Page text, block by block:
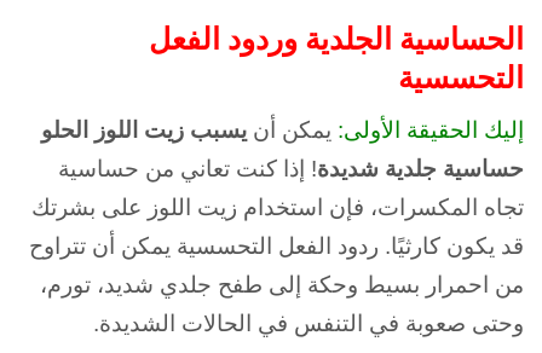
الحساسية الجلدية وردود الفعل
التحسسية
إليك الحقيقة الأولى: يمكن أن يسبب زيت اللوز الحلو
حساسية جلدية شديدة! إذا كنت تعاني من حساسية
تجاه المكسرات، فإن استخدام زيت اللوز على بشرتك
قد يكون كارثيًا. ردود الفعل التحسسية يمكن أن تتراوح
من احمرار بسيط وحكة إلى طفح جلدي شديد، تورم،
وحتى صعوبة في التنفس في الحالات الشديدة.